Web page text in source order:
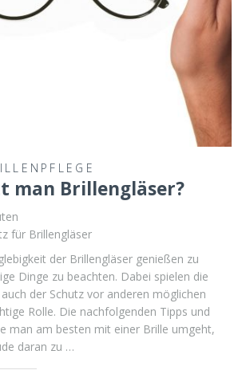
man Brillengläser?
für Brillengläser
der Brillengläser genießen zu
Dinge zu beachten. Dabei spielen die
der Schutz vor anderen möglichen
Rolle. Die nachfolgenden Tipps und
man am besten mit einer Brille umgeht,
daran zu …